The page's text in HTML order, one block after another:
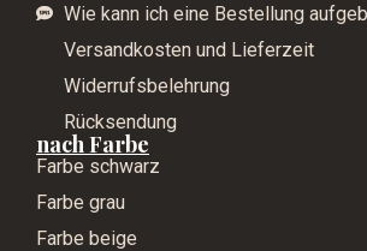
Wie kann ich eine Bestellung
Versandkosten und Lieferzeit
Widerrufsbelehrung
Rücksendung
nach Farbe
Farbe schwarz
Farbe grau
Farbe beige